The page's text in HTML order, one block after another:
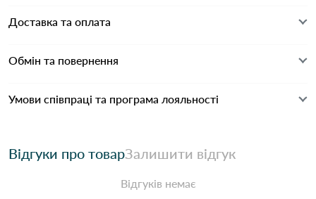
Доставка та оплата
Обмін та повернення
Умови співпраці та програма лояльності
Відгуки про товарЗалишити відгук
Відгуків немає